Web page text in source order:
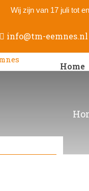
Wij zijn van 17 juli tot
info@tm-eemnes.nl
Home